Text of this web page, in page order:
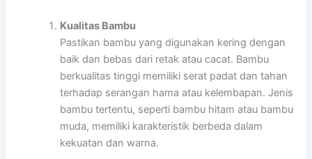
Kualitas Bambu
Pastikan bambu yang digunakan kering dengan
baik dan bebas dari retak atau cacat. Bambu
berkualitas tinggi memiliki serat padat dan tahan
terhadap serangan hama atau kelembapan. Jenis
bambu tertentu, seperti bambu hitam atau bambu
muda, memiliki karakteristik berbeda dalam
kekuatan dan warna.